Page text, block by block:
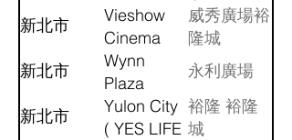
Food
Plaza
新北市
Vieshow
Cinema
Yulon
威秀廣場裕
隆城
新北市
Wynn
Plaza
永利廣場
新北市
Yulon City
( YES LIFE
裕隆 裕隆
城